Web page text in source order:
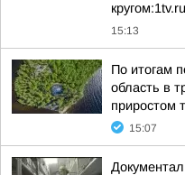
15:13
По итогам
область в
приростом
15:07